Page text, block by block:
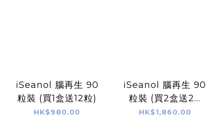
iSeanol 腦再生 90
粒裝 (買1盒送12粒)
HK$980.00
iSeanol 腦再生 90
粒裝 (買2盒送24
粒)
HK$1,860.00